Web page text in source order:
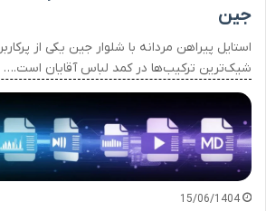
جین
استایل پیراهن مردانه با شلوار جین یکی از
شیک‌ترین ترکیب‌ها در کمد لباس آقایان است.…
15/06/1404